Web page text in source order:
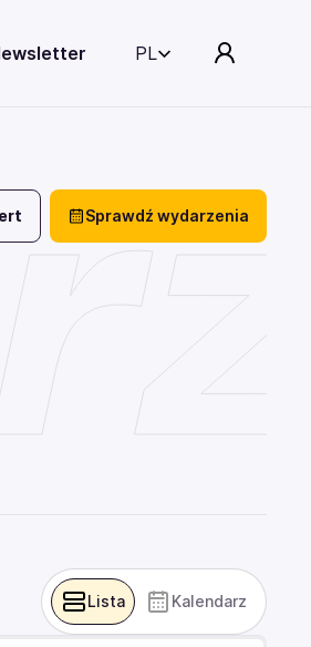
PL
Sprawdź wydarzenia
Lista Kalendarz